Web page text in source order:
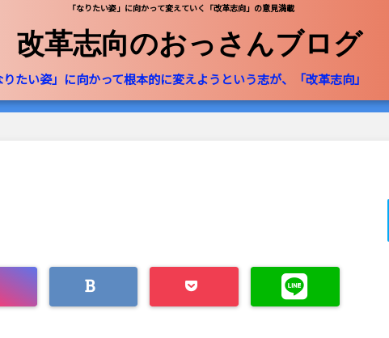
「なりたい姿」に向かって変えていく「改革志向」の意見満載
改革志向のおっさんブログ
りたい姿」に向かって根本的に変えようという志が、「改革志向」